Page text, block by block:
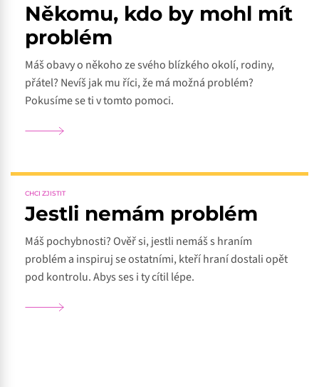
Někomu, kdo by mohl mít
problém
Máš obavy o někoho ze svého blízkého okolí, rodiny,
přátel? Nevíš jak mu říci, že má možná problém?
Pokusíme se ti v tomto pomoci.
CHCI ZJISTIT
Jestli nemám problém
Máš pochybnosti? Ověř si, jestli nemáš s hraním
problém a inspiruj se ostatními, kteří hraní dostali opět
pod kontrolu. Abys ses i ty cítil lépe.